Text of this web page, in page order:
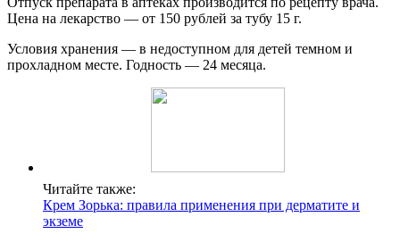
Цена на лекарство — от 150 рублей за тубу 15 г.
Условия хранения — в недоступном для детей темном и
прохладном месте. Годность — 24 месяца.
Читайте также:
Крем Зорька: правила применения при дерматите и
экземе